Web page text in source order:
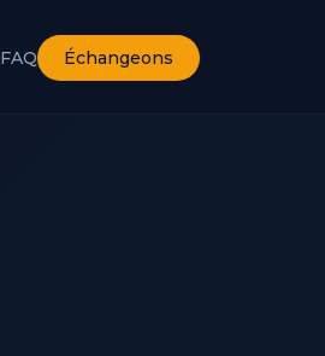
FAQ Échangeons